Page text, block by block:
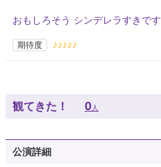
おもしろそう シンデレラすきです
期待度 ♪♪♪♪♪
観てきた！ 0 人
公演詳細